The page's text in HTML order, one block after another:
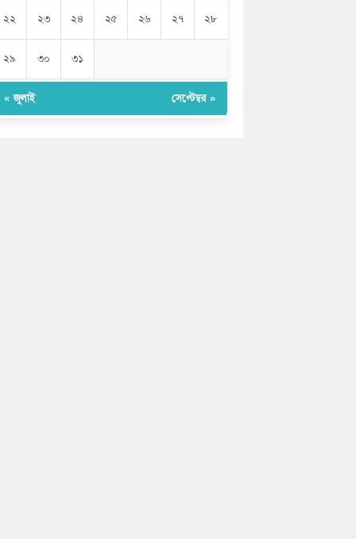
২২ ২৩ ২৪ ২৫ ২৬ ২৭ ২৮
২৯ ৩০ ৩১
« জুলাই সেপ্টেম্বর »